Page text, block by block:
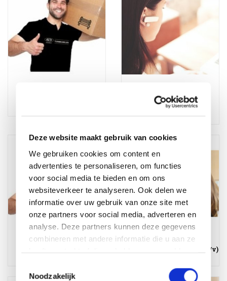
Deze website maakt gebruik van cookies
We gebruiken cookies om content en
advertenties te personaliseren, om functies
voor social media te bieden en om ons
websiteverkeer te analyseren. Ook delen we
informatie over uw gebruik van onze site met
onze partners voor social media, adverteren en
analyse. Deze partners kunnen deze gegevens
combineren met andere informatie die u aan ze
Noodzakelijk
medewerker
parttime/fulltime
Verkoopmedewerker (m/v)